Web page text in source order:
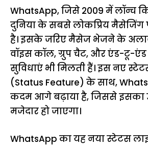
WhatsApp, जिसे 2009 में लॉन्च
दुनिया के सबसे लोकप्रिय मैसेजिंग
है। इसके जरिए मैसेज भेजने के
वॉइस कॉल, ग्रुप चैट, और एंड-टू-
सुविधाएं भी मिलती हैं। इस नए
(Status Feature) के साथ,
कदम आगे बढ़ाया है, जिससे इसका
मजेदार हो जाएगा।
WhatsApp का यह नया स्टेटस